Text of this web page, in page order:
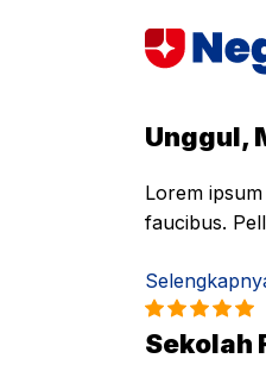
Unggul,
Lorem
faucibus.
Sekolah